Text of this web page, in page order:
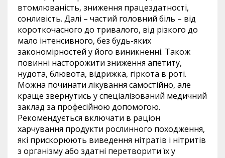
втомлюваність, зниження працездатності,
сонливість. Далі – частий головний біль – від
короткочасного до тривалого, від різкого до
мало інтенсивного, без будь-яких
закономірностей у його виникненні. Також
повинні насторожити зниження апетиту,
нудота, блювота, відрижка, гіркота в роті.
Можна починати лікування самостійно, але
краще звернутись у спеціалізований медичний
заклад за професійною допомогою.
Рекомендується включати в раціон
харчування продукти рослинного походження,
які прискорюють виведення нітратів і нітритів
з організму або здатні перетворити їх у